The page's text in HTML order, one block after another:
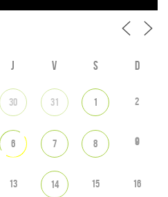
J V S D
30 31 1 2
6 7 8 9
13 14 15 16